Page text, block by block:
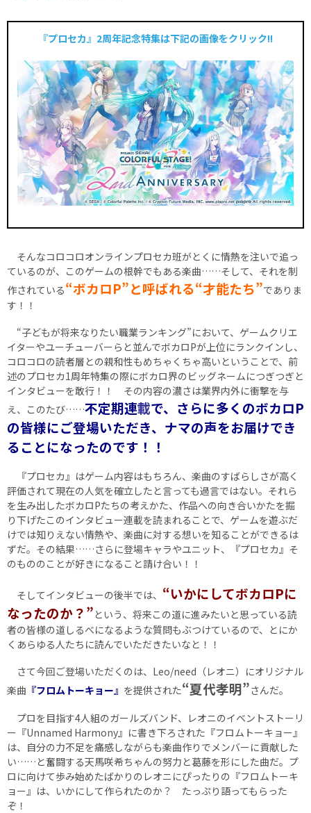
『プロセカ』2周年記念特集は下記の画像をクリック!!
そんなコロコロオンラインプロセカ班がとくに情熱を注いで追っ
ているのが、このゲームの根幹でもある楽曲……そして、それを制
作されている“ボカロP”と呼ばれる“才能たち”でありま
す！！
“子どもが将来なりたい職業ランキング”において、ゲームクリエ
イターやユーチューバーらと並んでボカロPが上位にランクインし、
コロコロの読者層との親和性もめちゃくちゃ高いということで、前
述のプロセカ1周年特集の際にボカロ界のビッグネームにつぎつぎと
インタビューを敢行！！ その内容の濃さは業界内外に衝撃を与
え、このたび……不定期連載で、さらに多くのボカロP
の皆様にご登場いただき、ナマの声をお届けでき
ることになったのです！！
『プロセカ』はゲーム内容はもちろん、楽曲のすばらしさが高く
評価されて現在の人気を確立したと言っても過言ではない。それら
を生み出したボカロPたちの考えかた、作品への向き合いかたを掘
り下げたこのインタビュー連載を読まれることで、ゲームを遊ぶだ
けでは知りえない情熱や、楽曲に対する想いを知ることができるは
ずだ。その結果……さらに登場キャラやユニット、『プロセカ』そ
のもののことが好きになること請け合い！！
そしてインタビューの後半では、 “いかにしてボカロPに
なったのか？” という、将来この道に進みたいと思っている読
者の皆様の道しるべになるような質問もぶつけているので、とにか
くあらゆる人たちに読んでいただきたいなと！！
さて今回ご登場いただくのは、Leo/need（レオニ）にオリジナル
楽曲 『フロムトーキョー』 を提供された“夏代孝明”さんだ。
プロを目指す4人組のガールズバンド、レオニのイベントストーリ
ー『Unnamed Harmony』に書き下ろされた『フロムトーキョー』
は、自分の力不足を痛感しながらも楽曲作りでメンバーに貢献した
い……と奮闘する天馬咲希ちゃんの努力と葛藤を形にした曲だ。プ
ロに向けて歩み始めたばかりのレオニにぴったりの『フロムトーキ
ョー』は、いかにして作られたのか？ たっぷり語ってもらった
ぞ！